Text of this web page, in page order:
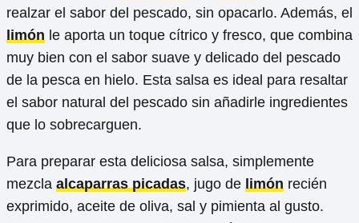
realzar el sabor del pescado, sin opacarlo. Además, el
limón le aporta un toque cítrico y fresco, que combina
muy bien con el sabor suave y delicado del pescado
de la pesca en hielo. Esta salsa es ideal para resaltar
el sabor natural del pescado sin añadirle ingredientes
que lo sobrecarguen.
Para preparar esta deliciosa salsa, simplemente
mezcla alcaparras picadas, jugo de limón recién
exprimido, aceite de oliva, sal y pimienta al gusto.